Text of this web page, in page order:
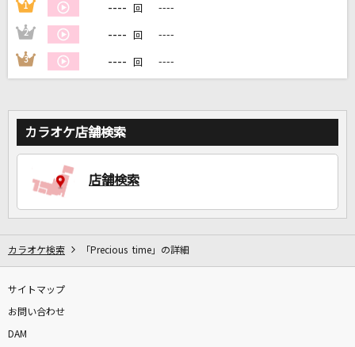
1 ---- 回 ----
2 ---- 回 ----
3 ---- 回 ----
カラオケ店舗検索
店舗検索
カラオケ検索 「Precious time」の詳細
サイトマップ
お問い合わせ
DAM